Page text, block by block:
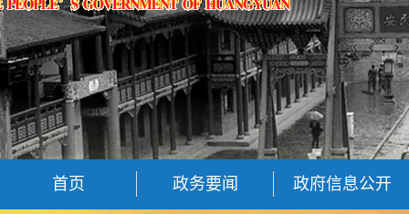
首页 政务要闻 政府信息公开